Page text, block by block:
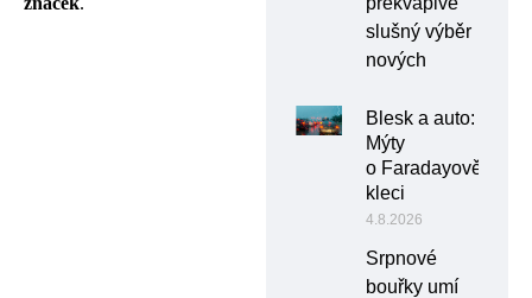
slušný výběr
nových
Blesk a auto:
Mýty
o Faradayově
kleci
4.8.2026
Srpnové
bouřky umí